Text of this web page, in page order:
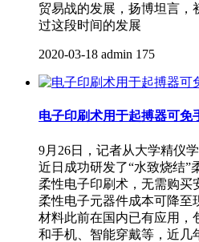
贸易战的发展，扬博坦言，
过这段时间的发展
2020-03-18 admin 175
电子印刷术用于起搏器可免
9月26日，记者从大学精仪
近日成功研发了“水致烧结”
柔性电子印刷术，无需购买
柔性电子元器件成本可降至
材料此前在国内已有应用，
和手机、智能穿戴等，近几